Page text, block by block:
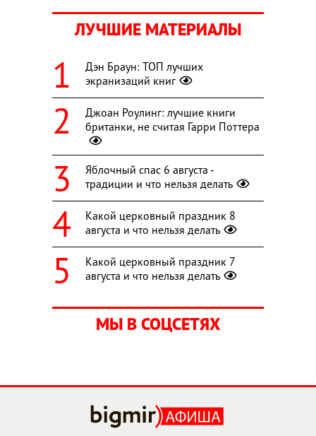
ЛУЧШИЕ МАТЕРИАЛЫ
Дэн Браун: ТОП лучших
экранизаций книг
Джоан Роулинг: лучшие книги
британки, не считая Гарри Поттера
Яблочный спас 6 августа -
традиции и что нельзя делать
Какой церковный праздник 8
августа и что нельзя делать
Какой церковный праздник 7
августа и что нельзя делать
МЫ В СОЦСЕТЯХ